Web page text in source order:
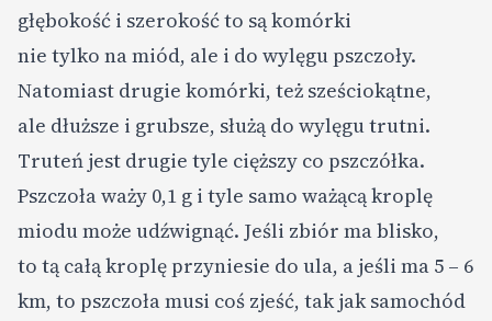
głębokość i szerokość to są komórki
nie tylko na miód, ale i do wylęgu pszczoły.
Natomiast drugie komórki, też sześciokątne,
ale dłuższe i grubsze, służą do wylęgu trutni.
Truteń jest drugie tyle cięższy co pszczółka.
Pszczoła waży 0,1 g i tyle samo ważącą kroplę
miodu może udźwignąć. Jeśli zbiór ma blisko,
to tą całą kroplę przyniesie do ula, a jeśli ma 5 – 6
km, to pszczoła musi coś zjeść, tak jak samochód